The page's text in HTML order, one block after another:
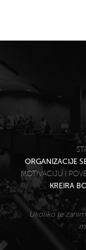
ORGANIZACIJE
MOTIVACIJU I
KREIRA
Ukoliko te